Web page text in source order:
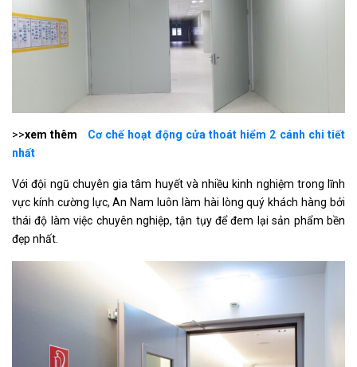
>>xem thêm
Cơ chế hoạt động cửa thoát hiểm 2 cánh chi tiết
nhất
Với đội ngũ chuyên gia tâm huyết và nhiều kinh nghiệm trong lĩnh
vực kính cường lực, An Nam luôn làm hài lòng quý khách hàng bởi
thái độ làm việc chuyên nghiệp, tận tụy để đem lại sản phẩm bền
đẹp nhất.